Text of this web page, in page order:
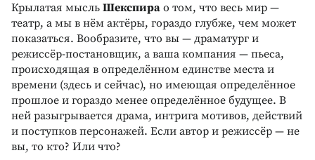
Крылатая мысль Шекспира о том, что весь мир —
театр, а мы в нём актёры, гораздо глубже, чем может
показаться. Вообразите, что вы — драматург и
режиссёр-постановщик, а ваша компания — пьеса,
происходящая в определённом единстве места и
времени (здесь и сейчас), но имеющая определённое
прошлое и гораздо менее определённое будущее. В
ней разыгрывается драма, интрига мотивов, действий
и поступков персонажей. Если автор и режиссёр — не
вы, то кто? Или что?